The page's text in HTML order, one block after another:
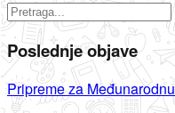
Poslednje objave
Pripreme za